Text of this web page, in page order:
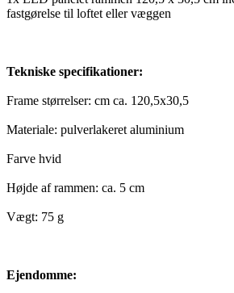
fastgørelse til loftet eller væggen
Tekniske specifikationer:
Frame størrelser: cm ca. 120,5x30,5
Materiale: pulverlakeret aluminium
Farve hvid
Højde af rammen: ca. 5 cm
Vægt: 75 g
Ejendomme: